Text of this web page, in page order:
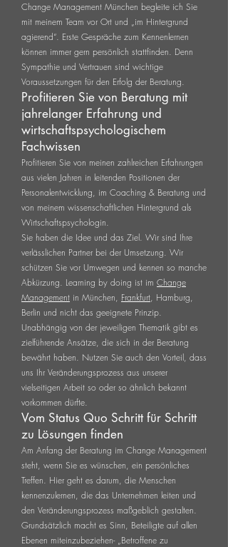
Change Management München begleite ich Sie
mit meinem Team vor Ort und „im Hintergrund
agierend“. Erste Gespräche zum Kennenlernen
können immer gern persönlich stattfinden. Denn
Sympathie und Vertrauen sind wichtige
Voraussetzungen für den Erfolg der Beratung.
Profitieren Sie von Beratung mit
jahrelanger Erfahrung und
wirtschaftspsychologischem
Fachwissen
Profitieren Sie von meinen zahlreichen Erfahrungen
aus vielen Jahren in leitenden Positionen der
Personalentwicklung, im Coaching & Beratung und
von meinem wissenschaftlichen Hintergrund als
Wirtschaftspsychologin.
Sie haben die Idee und das Ziel. Wir sind Ihre
verlässlichen Partner bei der Umsetzung. Wir
schützen Sie vor Umwegen und kennen so manche
Abkürzung. Learning by doing ist im Change
Management in München, Frankfurt, Hamburg,
Berlin und nicht das geeignete Prinzip.
Unabhängig von der jeweiligen Thematik gibt es
zielführende Ansätze, die sich in der Beratung
bewährt haben. Nutzen Sie auch den Vorteil, dass
uns Ihr Veränderungsprozess aus unserer
vielseitigen Arbeit so oder so ähnlich bekannt
vorkommen dürfte.
Vom Status Quo Schritt für Schritt
zu Lösungen finden
Am Anfang der Beratung im Change Management
steht, wenn Sie es wünschen, ein persönliches
Treffen. Hier geht es darum, die Menschen
kennenzulernen, die das Unternehmen leiten und
den Veränderungsprozess maßgeblich gestalten.
Grundsätzlich macht es Sinn, Beteiligte auf allen
Ebenen miteinzubeziehen- „Betroffene zu